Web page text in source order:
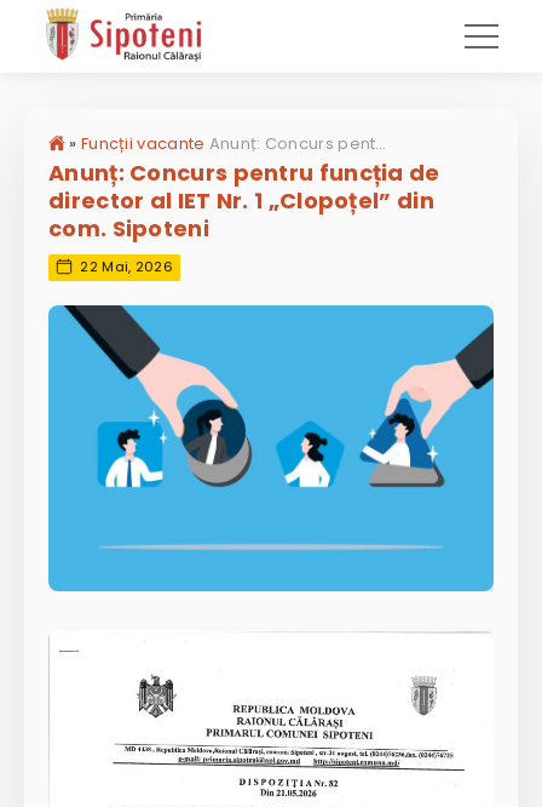
» Funcții vacante Anunț: Concurs pentru funcția de director al IET Nr. 1 „Clopoțel” din com. Sipoteni
Anunț: Concurs pentru funcția de
director al IET Nr. 1 „Clopoțel” din
com. Sipoteni
22 Mai, 2026